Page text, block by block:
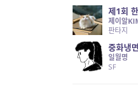
제이알
판타지
중화냉면
일월명
SF